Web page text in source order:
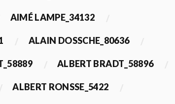
AIMÉ LAMPE_34132
ALAIN DOSSCHE_80636
ALBERT BRADT_58896
ALBERT RONSSE_5422